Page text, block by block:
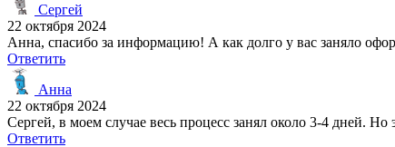
Сергей
22 октября 2024
Анна, спасибо за информацию! А как долго у вас заняло
Ответить
Анна
22 октября 2024
Сергей, в моем случае весь процесс занял около 3-4 дней.
Ответить